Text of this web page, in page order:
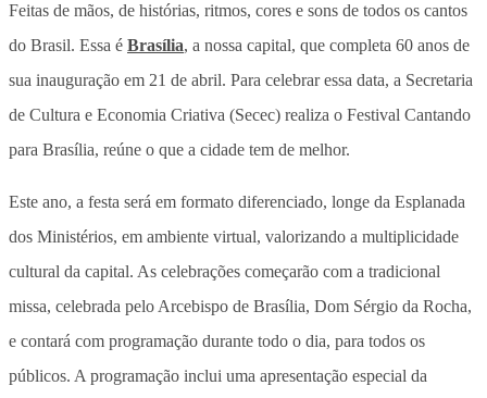
Feitas de mãos, de histórias, ritmos, cores e sons de todos os cantos
do Brasil. Essa é Brasília, a nossa capital, que completa 60 anos de
sua inauguração em 21 de abril. Para celebrar essa data, a Secretaria
de Cultura e Economia Criativa (Secec) realiza o Festival Cantando
para Brasília, reúne o que a cidade tem de melhor.
Este ano, a festa será em formato diferenciado, longe da Esplanada
dos Ministérios, em ambiente virtual, valorizando a multiplicidade
cultural da capital. As celebrações começarão com a tradicional
missa, celebrada pelo Arcebispo de Brasília, Dom Sérgio da Rocha,
e contará com programação durante todo o dia, para todos os
públicos. A programação inclui uma apresentação especial da